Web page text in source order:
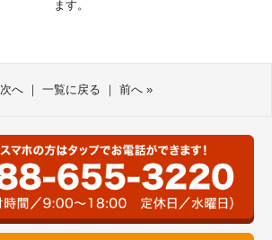
ます。
次へ｜ 一覧に戻る ｜ 前へ»